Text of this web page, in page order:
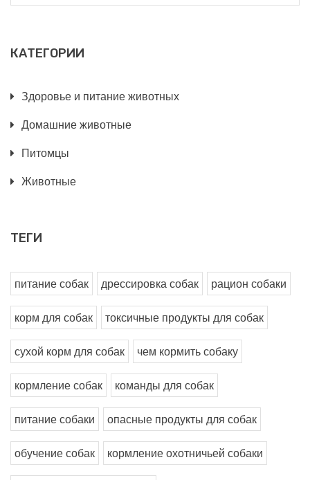
КАТЕГОРИИ
Здоровье и питание животных
Домашние животные
Питомцы
Животные
ТЕГИ
питание собак дрессировка собак рацион собаки
корм для собак токсичные продукты для собак
сухой корм для собак чем кормить собаку
кормление собак команды для собак
питание собаки опасные продукты для собак
обучение собак кормление охотничьей собаки